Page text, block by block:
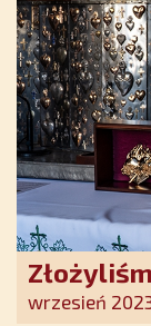
wrzesień